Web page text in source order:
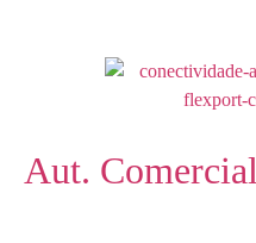
Aut. Comercial